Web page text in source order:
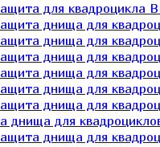
для квадроцикла
днища для
днища для
днища для
днища для
днища для
днища для
днища для
днища для